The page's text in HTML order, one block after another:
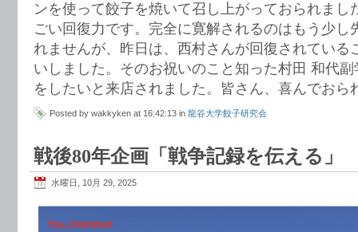
ンを使って餃子を焼いて召し上がっておられまし
ごい回復力です。完全に寛解されるのはもう少し
れませんが、昨日は、西村さんが回復されている
いしました。そのお祝いのこと知った村田 和代
をしたいと来店されました。皆さん、喜んでおら
Posted by wakkyken at 16:42:13 in 龍谷大学餃子研究会
戦後80年企画「戦争記録を伝える」
水曜日, 10月 29, 2025